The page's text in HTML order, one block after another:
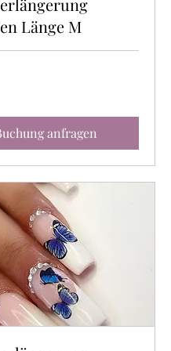
Länge M
anfragen